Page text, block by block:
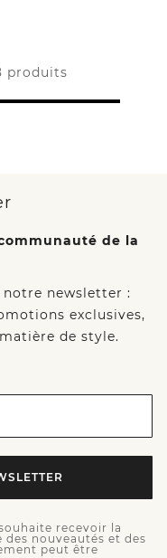
produits
de la
notre newsletter :
exclusives,
de style.
recevoir la
nouveautés et des
peut être